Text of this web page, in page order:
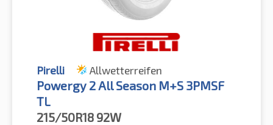
Pirelli Allwetterreifen
Powergy 2 All Season M+S 3PMSF
TL
215/50R18 92W